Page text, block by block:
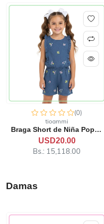
(0)
tioammi
Braga Short de Niña Pop Ca...
USD20.00
Bs.: 15,118.00
Damas